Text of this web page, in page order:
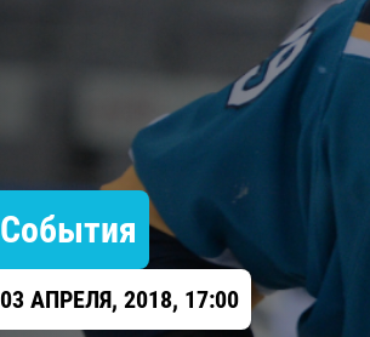
Шанхайские Драконы
События
03 АПРЕЛЯ, 2018, 17:00